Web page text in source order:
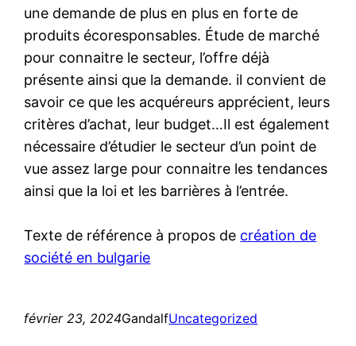
une demande de plus en plus en forte de
produits écoresponsables. Étude de marché
pour connaitre le secteur, l’offre déjà
présente ainsi que la demande. il convient de
savoir ce que les acquéreurs apprécient, leurs
critères d’achat, leur budget…Il est également
nécessaire d’étudier le secteur d’un point de
vue assez large pour connaitre les tendances
ainsi que la loi et les barrières à l’entrée.
Texte de référence à propos de création de
société en bulgarie
février 23, 2024GandalfUncategorized